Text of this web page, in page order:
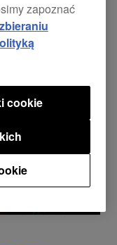
zapoznać
cookie